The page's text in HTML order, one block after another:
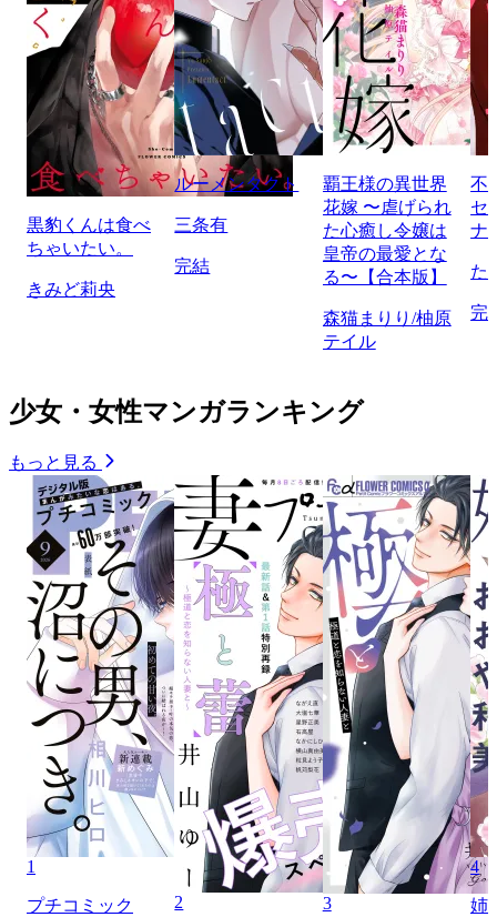
黒豹くんは食べ
ちゃいたい。
きみど莉央
ルーメンタクト
三条有
完結
覇王様の異世界
花嫁 〜虐げられ
た心癒し令嬢は
皇帝の最愛とな
る〜【合本版】
森猫まりり/柚原
テイル
不
セ
ナ
た
完
少女・女性マンガランキング
もっと見る
1
プチコミック
2 3
4
姉